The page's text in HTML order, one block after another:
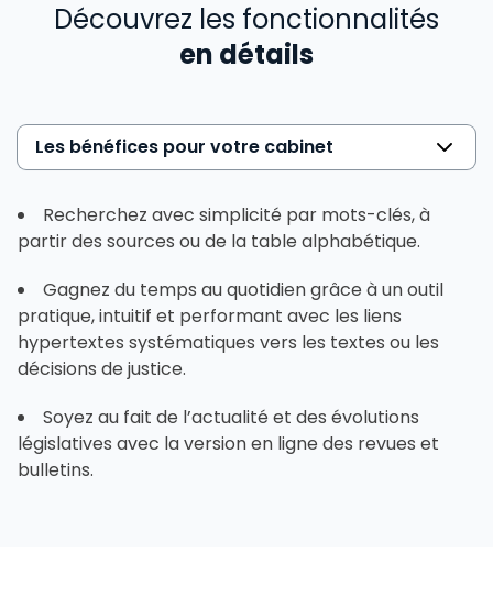
Découvrez les fonctionnalités
en détails
Les bénéfices pour votre cabinet
Recherchez avec simplicité par mots-clés, à
partir des sources ou de la table alphabétique.
Gagnez du temps au quotidien grâce à un outil
pratique, intuitif et performant avec les liens
hypertextes systématiques vers les textes ou les
décisions de justice.
Soyez au fait de l’actualité et des évolutions
législatives avec la version en ligne des revues et
bulletins.